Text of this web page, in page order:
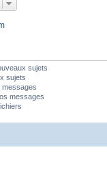
sujets
sujets
messages
messages